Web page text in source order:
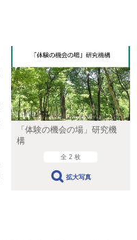
「体験の機会の場」研究機
構
全 2 枚
拡大写真